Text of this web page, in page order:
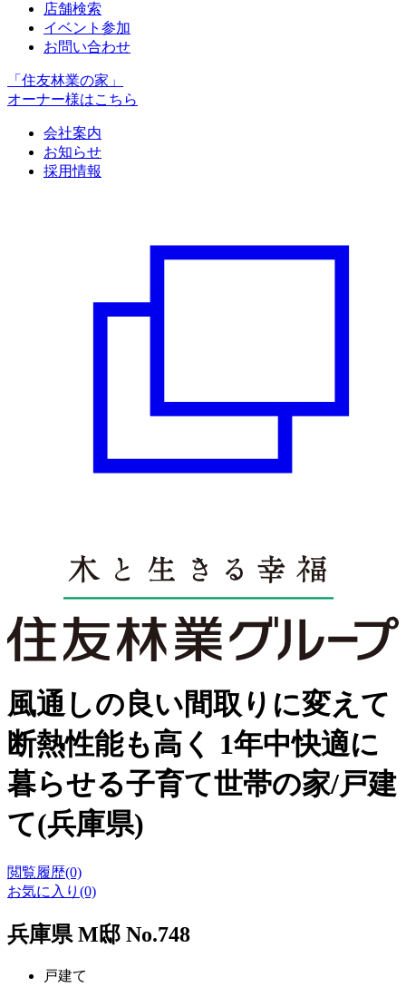
店舗検索
イベント参加
お問い合わせ
「住友林業の家」
オーナー様はこちら
会社案内
お知らせ
採用情報
風通しの良い間取りに変えて
断熱性能も高く 1年中快適に
暮らせる子育て世帯の家/戸建
て(兵庫県)
閲覧履歴(0)
お気に入り(0)
兵庫県 M邸 No.748
戸建て